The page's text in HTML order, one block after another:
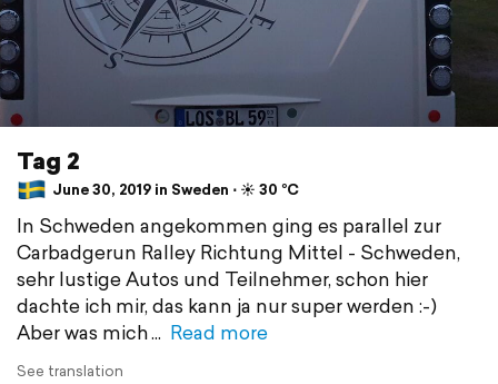
Tag 2
June 30, 2019 in Sweden ⋅ ☀️ 30 °C
In Schweden angekommen ging es parallel zur
Carbadgerun Ralley Richtung Mittel - Schweden,
sehr lustige Autos und Teilnehmer, schon hier
dachte ich mir, das kann ja nur super werden :-)
Aber was mich
Read more
See translation